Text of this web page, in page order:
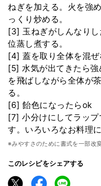
ねぎを加える。火を強
っくり炒める。
[3] 玉ねぎがしんなり
位蒸し煮する。
[4] 蓋を取り全体を混ぜ
[5] 水気が出てきたら
を飛ばしながら全体が
る。
[6] 飴色になったらok
[7] 小分けにしてラップ
す。いろいろなお料理
※みやすさのために書式を一部改
このレシピをシェアする